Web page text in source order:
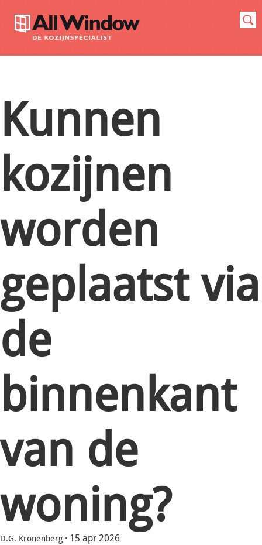
Kunnen
kozijnen
worden
geplaatst via
de
binnenkant
van de
woning?
D.G. Kronenberg · 15 apr 2026